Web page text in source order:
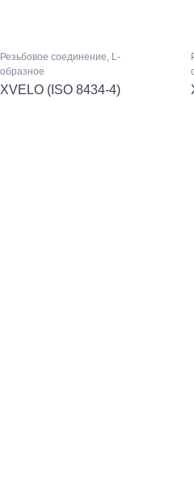
Резьбовое соединение, L-
образное
XVELO (ISO 8434-4)